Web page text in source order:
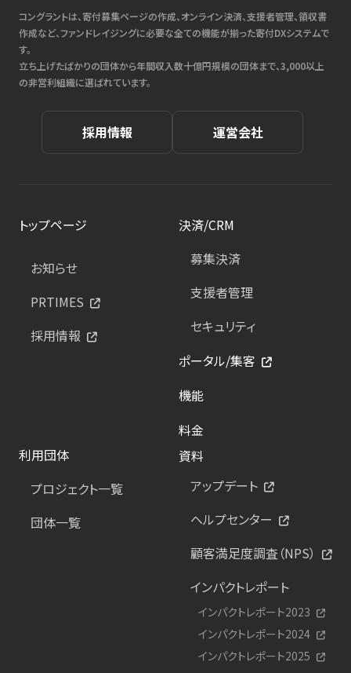
コングラントは、寄付募集ページの作成、オンライン決済、支援者管理、領収書
作成など、ファンドレイジングに必要な全ての機能が揃った寄付DXシステムで
す。
立ち上げたばかりの団体から年間収入数十億円規模の団体まで、3,000以上
の非営利組織に選ばれています。
採用情報 運営会社
トップページ
お知らせ
PRTIMES
採用情報
決済/CRM
募集決済
支援者管理
セキュリティ
ポータル/集客
機能
料金
利用団体
プロジェクト一覧
団体一覧
資料
アップデート
ヘルプセンター
顧客満足度調査（NPS）
インパクトレポート
インパクトレポート2023
インパクトレポート2024
インパクトレポート2025